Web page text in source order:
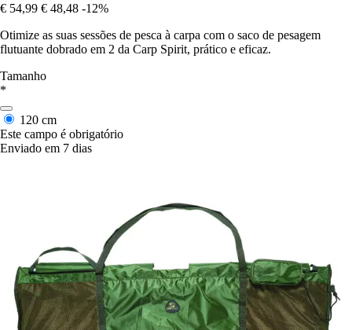
€ 54,99 € 48,48 -12%
Otimize as suas sessões de pesca à carpa com o saco de pesagem
flutuante dobrado em 2 da Carp Spirit, prático e eficaz.
Tamanho
*
120 cm
Este campo é obrigatório
Enviado em 7 dias